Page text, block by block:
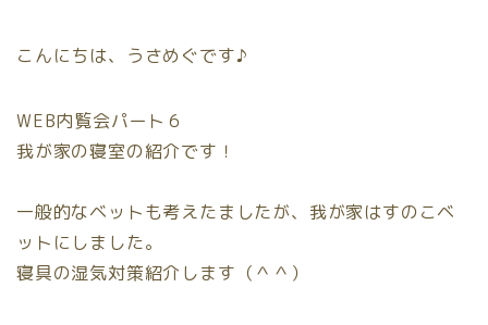
こんにちは、うさめぐです♪
WEB内覧会パート６
我が家の寝室の紹介です！
一般的なベットも考えたましたが、我が家はすのこベ
ットにしました。
寝具の湿気対策紹介します（＾＾）